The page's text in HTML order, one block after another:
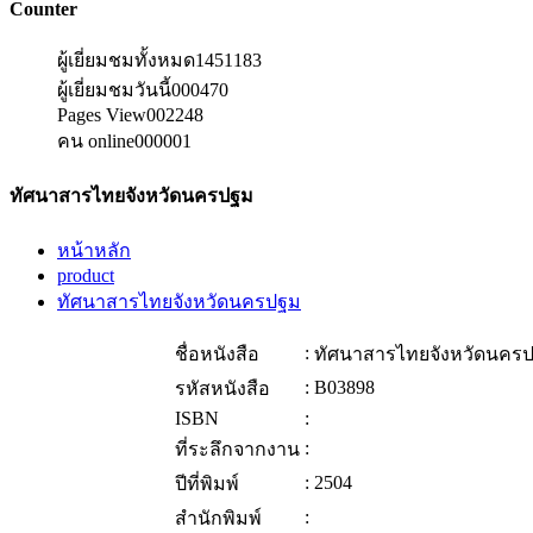
Counter
ผู้เยี่ยมชมทั้งหมด1451183
ผู้เยี่ยมชมวันนี้000470
Pages View002248
คน online000001
ทัศนาสารไทยจังหวัดนครปฐม
หน้าหลัก
product
ทัศนาสารไทยจังหวัดนครปฐม
ชื่อหนังสือ : ทัศนาสารไทยจังหวัดนคร
รหัสหนังสือ
: B03898
ISBN
:
ที่ระลึกจากงาน :
ปีที่พิมพ์
: 2504
สำนักพิมพ์
: